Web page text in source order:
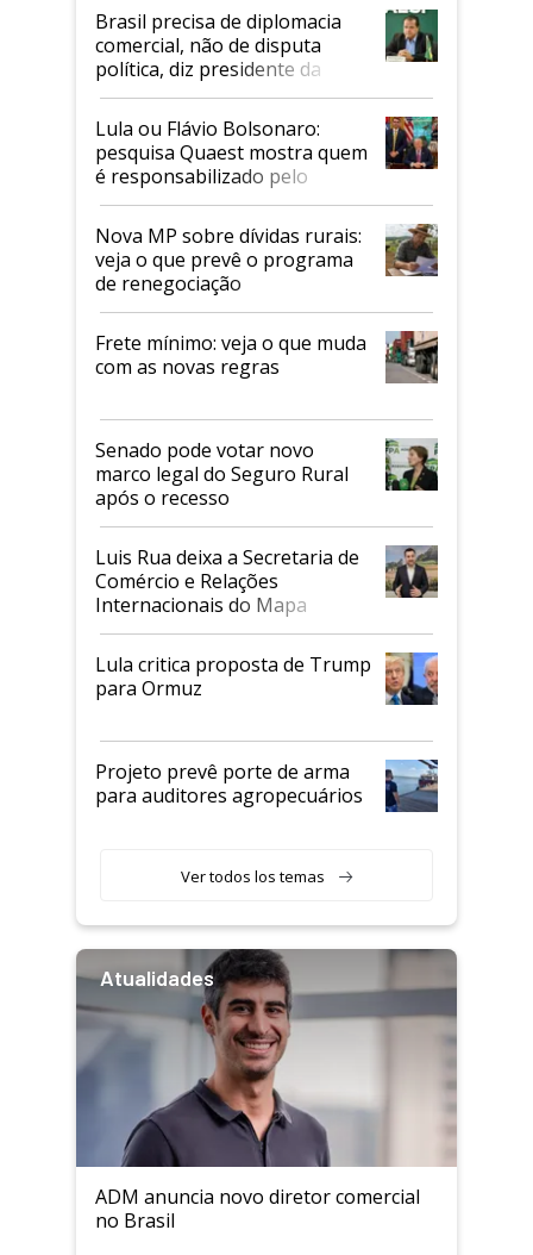
Brasil precisa de diplomacia
comercial, não de disputa
política, diz presidente da
Faesp
Lula ou Flávio Bolsonaro:
pesquisa Quaest mostra quem
é responsabilizado pelo
tarifaço dos EUA
Nova MP sobre dívidas rurais:
veja o que prevê o programa
de renegociação
Frete mínimo: veja o que muda
com as novas regras
Senado pode votar novo
marco legal do Seguro Rural
após o recesso
Luis Rua deixa a Secretaria de
Comércio e Relações
Internacionais do Mapa
Lula critica proposta de Trump
para Ormuz
Projeto prevê porte de arma
para auditores agropecuários
Ver todos los temas
Atualidades
ADM anuncia novo diretor comercial
no Brasil